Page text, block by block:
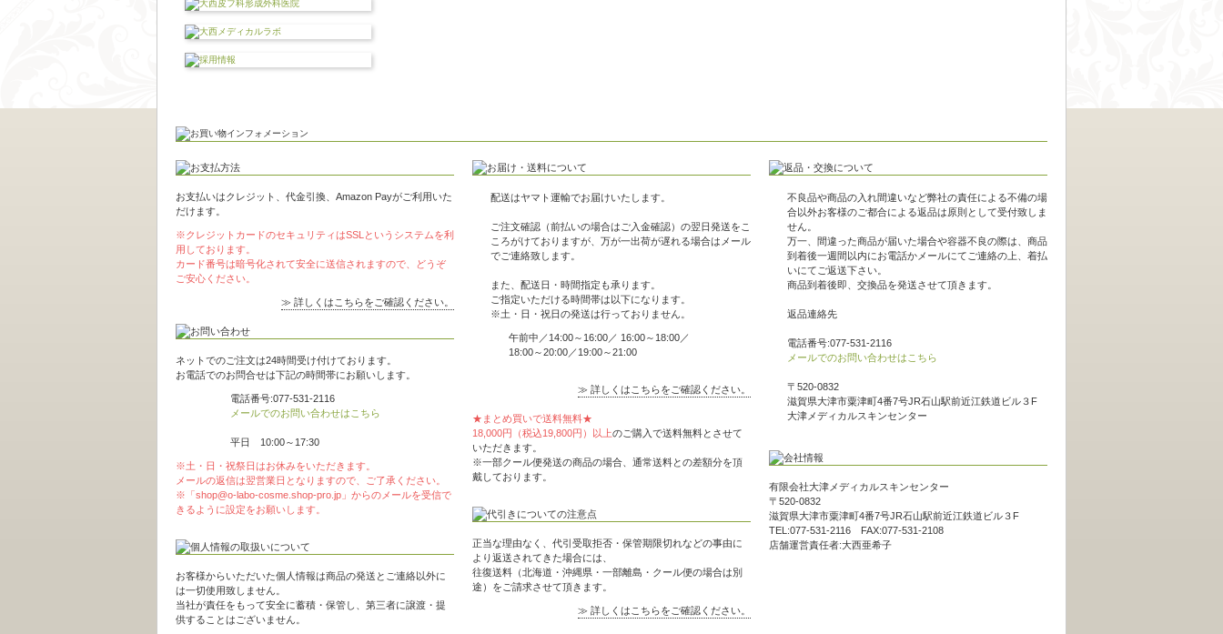
お支払いはクレジット、代金引換、Amazon Payがご利用いた
だけます。
※クレジットカードのセキュリティはSSLというシステムを利
用しております。
カード番号は暗号化されて安全に送信されますので、どうぞ
ご安心ください。
≫ 詳しくはこちらをご確認ください。
ネットでのご注文は24時間受け付けております。
お電話でのお問合せは下記の時間帯にお願いします。
電話番号:077-531-2116
メールでのお問い合わせはこちら
平日 10:00～17:30
※土・日・祝祭日はお休みをいただきます。
メールの返信は翌営業日となりますので、ご了承ください。
※「shop@o-labo-cosme.shop-pro.jp」からのメールを受信で
きるように設定をお願いします。
お客様からいただいた個人情報は商品の発送とご連絡以外に
は一切使用致しません。
当社が責任をもって安全に蓄積・保管し、第三者に譲渡・提
供することはございません。
配送はヤマト運輸でお届けいたします。
ご注文確認（前払いの場合はご入金確認）の翌日発送をこ
ころがけておりますが、万が一出荷が遅れる場合はメール
でご連絡致します。
また、配送日・時間指定も承ります。
ご指定いただける時間帯は以下になります。
※土・日・祝日の発送は行っておりません。
午前中／14:00～16:00／ 16:00～18:00／
18:00～20:00／19:00～21:00
≫ 詳しくはこちらをご確認ください。
★まとめ買いで送料無料★
18,000円（税込19,800円）以上のご購入で送料無料とさせて
いただきます。
※一部クール便発送の商品の場合、通常送料との差額分を頂
戴しております。
正当な理由なく、代引受取拒否・保管期限切れなどの事由に
より返送されてきた場合には、
往復送料（北海道・沖縄県・一部離島・クール便の場合は別
途）をご請求させて頂きます。
≫ 詳しくはこちらをご確認ください。
不良品や商品の入れ間違いなど弊社の責任による不備の場
合以外お客様のご都合による返品は原則として受付致しま
せん。
万一、間違った商品が届いた場合や容器不良の際は、商品
到着後一週間以内にお電話かメールにてご連絡の上、着払
いにてご返送下さい。
商品到着後即、交換品を発送させて頂きます。
返品連絡先
電話番号:077-531-2116
メールでのお問い合わせはこちら
〒520-0832
滋賀県大津市粟津町4番7号JR石山駅前近江鉄道ビル３F
大津メディカルスキンセンター
有限会社大津メディカルスキンセンター
〒520-0832
滋賀県大津市粟津町4番7号JR石山駅前近江鉄道ビル３F
TEL:077-531-2116 FAX:077-531-2108
店舗運営責任者:大西亜希子